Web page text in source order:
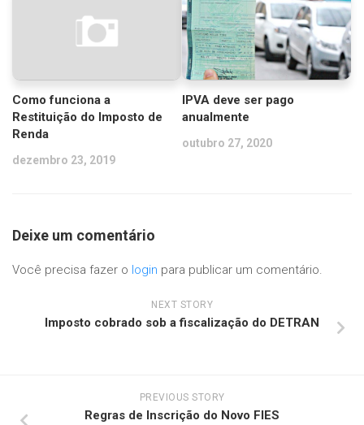
Como funciona a
Restituição do Imposto de
Renda
dezembro 23, 2019
IPVA deve ser pago
anualmente
outubro 27, 2020
Deixe um comentário
Você precisa fazer o login para publicar um comentário.
NEXT STORY
Imposto cobrado sob a fiscalização do DETRAN
PREVIOUS STORY
Regras de Inscrição do Novo FIES